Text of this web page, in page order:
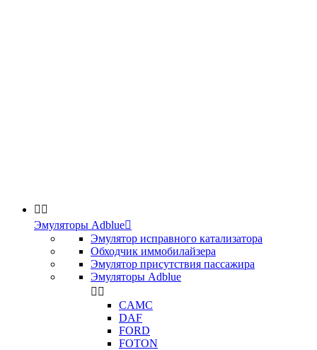
 
Эмуляторы Adblue
Эмулятор исправного катализатора
Обходчик иммобилайзера
Эмулятор присутствия пассажира
Эмуляторы Adblue
 
CAMC
DAF
FORD
FOTON